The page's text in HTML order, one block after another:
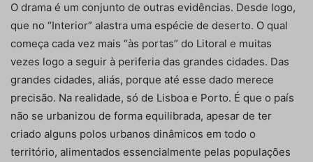
O drama é um conjunto de outras evidências. Desde logo,
que no “Interior” alastra uma espécie de deserto. O qual
começa cada vez mais “às portas” do Litoral e muitas
vezes logo a seguir à periferia das grandes cidades. Das
grandes cidades, aliás, porque até esse dado merece
precisão. Na realidade, só de Lisboa e Porto. É que o país
não se urbanizou de forma equilibrada, apesar de ter
criado alguns polos urbanos dinâmicos em todo o
território, alimentados essencialmente pelas populações